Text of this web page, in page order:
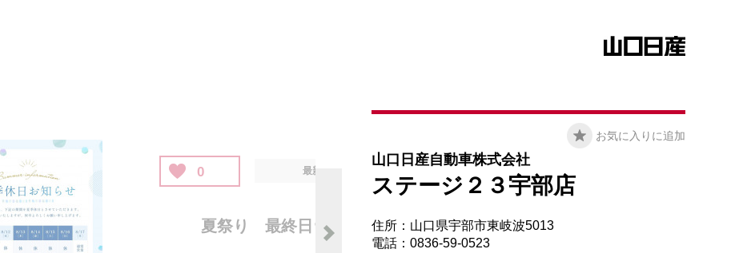
お気に入りに追加
山口日産自動車株式会社
ステージ２３宇部店
住所：山口県宇部市東岐波5013
電話：0836-59-0523